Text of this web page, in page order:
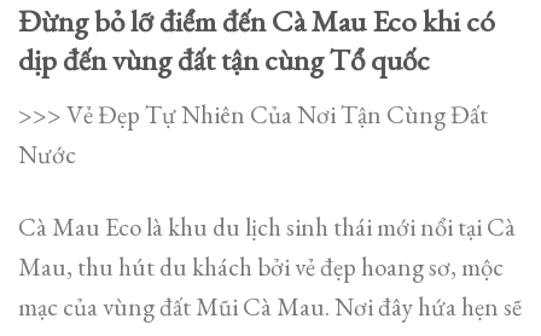
Đừng bỏ lỡ điểm đến Cà Mau Eco khi có
dịp đến vùng đất tận cùng Tổ quốc
>>> Vẻ Đẹp Tự Nhiên Của Nơi Tận Cùng Đất
Nước
Cà Mau Eco là khu du lịch sinh thái mới nổi tại Cà
Mau, thu hút du khách bởi vẻ đẹp hoang sơ, mộc
mạc của vùng đất Mũi Cà Mau. Nơi đây hứa hẹn sẽ